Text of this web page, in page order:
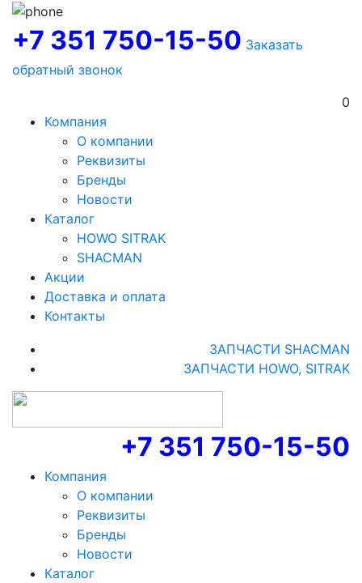
+7 351 750-15-50 Заказать
обратный звонок
0
Компания
О компании
Реквизиты
Бренды
Новости
Каталог
HOWO SITRAK
SHACMAN
Акции
Доставка и оплата
Контакты
ЗАПЧАСТИ SHACMAN
ЗАПЧАСТИ HOWO, SITRAK
+7 351 750-15-50
Компания
О компании
Реквизиты
Бренды
Новости
Каталог